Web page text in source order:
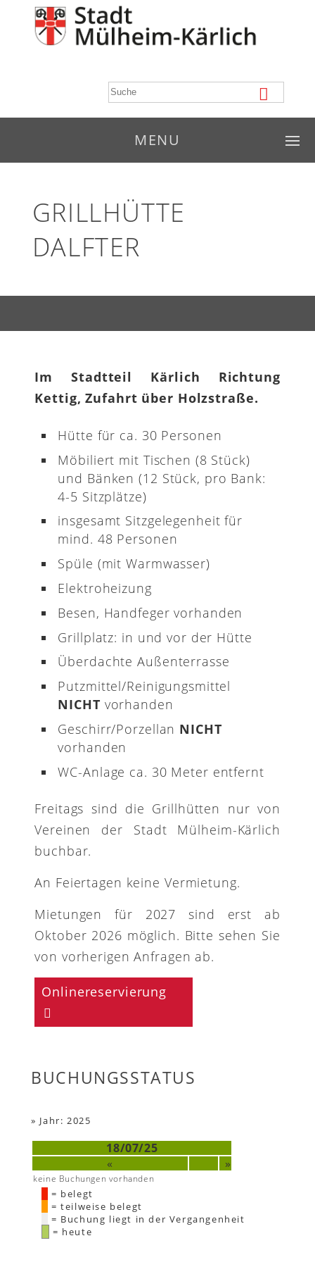
MENU
GRILLHÜTTE
DALFTER
Im Stadtteil Kärlich Richtung
Kettig, Zufahrt über Holzstraße.
Hütte für ca. 30 Personen
Möbiliert mit Tischen (8 Stück)
und Bänken (12 Stück, pro Bank:
4-5 Sitzplätze)
insgesamt Sitzgelegenheit für
mind. 48 Personen
Spüle (mit Warmwasser)
Elektroheizung
Besen, Handfeger vorhanden
Grillplatz: in und vor der Hütte
Überdachte Außenterrasse
Putzmittel/Reinigungsmittel
NICHT vorhanden
Geschirr/Porzellan NICHT
vorhanden
WC-Anlage ca. 30 Meter entfernt
Freitags sind die Grillhütten nur von
Vereinen der Stadt Mülheim-Kärlich
buchbar.
An Feiertagen keine Vermietung.
Mietungen für 2027 sind erst ab
Oktober 2026 möglich. Bitte sehen Sie
von vorherigen Anfragen ab.
Onlinereservierung
BUCHUNGSSTATUS
» Jahr: 2025
18/07/25
«
»
keine Buchungen vorhanden
= belegt
= teilweise belegt
= Buchung liegt in der Vergangenheit
= heute